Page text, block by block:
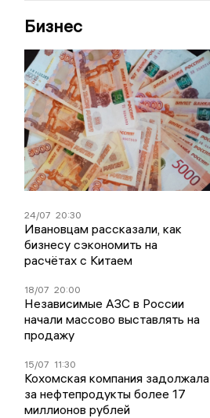
Бизнес
24/07 20:30
Ивановцам рассказали, как
бизнесу сэкономить на
расчётах с Китаем
18/07 20:00
Независимые АЗС в России
начали массово выставлять на
продажу
15/07 11:30
Кохомская компания задолжала
за нефтепродукты более 17
миллионов рублей